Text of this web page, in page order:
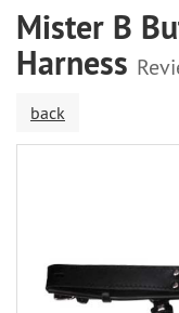
Mister B
Harness
back